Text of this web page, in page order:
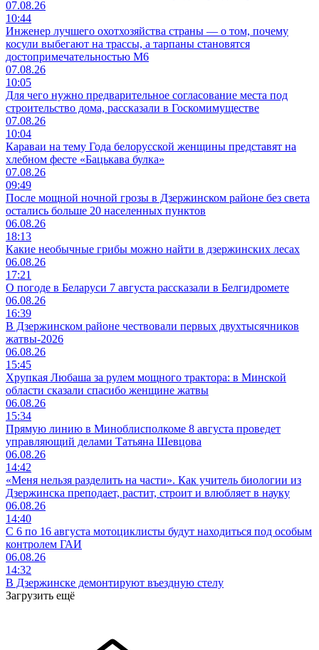
07.08.26
10:44
Инженер лучшего охотхозяйства страны — о том, почему
косули выбегают на трассы, а тарпаны становятся
достопримечательностью М6
07.08.26
10:05
Для чего нужно предварительное согласование места под
строительство дома, рассказали в Госкомимуществе
07.08.26
10:04
Караваи на тему Года белорусской женщины представят на
хлебном фесте «Бацькава булка»
07.08.26
09:49
После мощной ночной грозы в Дзержинском районе без света
остались больше 20 населенных пунктов
06.08.26
18:13
Какие необычные грибы можно найти в дзержинских лесах
06.08.26
17:21
О погоде в Беларуси 7 августа рассказали в Белгидромете
06.08.26
16:39
В Дзержинском районе чествовали первых двухтысячников
жатвы-2026
06.08.26
15:45
Хрупкая Любаша за рулем мощного трактора: в Минской
области сказали спасибо женщине жатвы
06.08.26
15:34
Прямую линию в Миноблисполкоме 8 августа проведет
управляющий делами Татьяна Шевцова
06.08.26
14:42
«Меня нельзя разделить на части». Как учитель биологии из
Дзержинска преподает, растит, строит и влюбляет в науку
06.08.26
14:40
С 6 по 16 августа мотоциклисты будут находиться под особым
контролем ГАИ
06.08.26
14:32
В Дзержинске демонтируют въездную стелу
Загрузить ещё